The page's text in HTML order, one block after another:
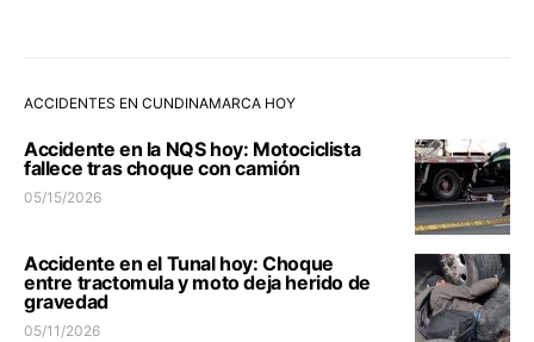
ACCIDENTES EN CUNDINAMARCA HOY
Accidente en la NQS hoy: Motociclista
fallece tras choque con camión
05/15/2026
Accidente en el Tunal hoy: Choque
entre tractomula y moto deja herido de
gravedad
05/11/2026